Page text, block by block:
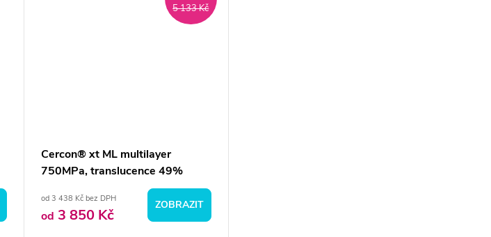
5 133 Kč
Cercon® xt ML multilayer
750MPa, translucence 49%
od 3 438 Kč bez DPH
od 3 850 Kč
ZOBRAZIT